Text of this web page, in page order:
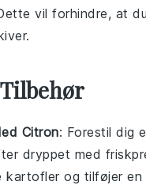
vil forhindre, at
Citron: Forestil dig
dryppet med
kartofler og tilføjer en